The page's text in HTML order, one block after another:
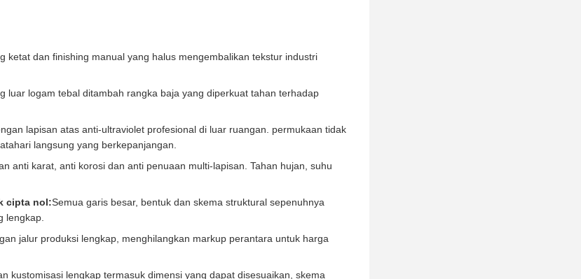
ketat dan finishing manual yang halus mengembalikan tekstur industri
luar logam tebal ditambah rangka baja yang diperkuat tahan terhadap
lapisan atas anti-ultraviolet profesional di luar ruangan. permukaan tidak
langsung yang berkepanjangan.
anti karat, anti korosi dan anti penuaan multi-lapisan. Tahan hujan, suhu
cipta nol:Semua garis besar, bentuk dan skema struktural sepenuhnya
lengkap.
jalur produksi lengkap, menghilangkan markup perantara untuk harga
kustomisasi lengkap termasuk dimensi yang dapat disesuaikan, skema